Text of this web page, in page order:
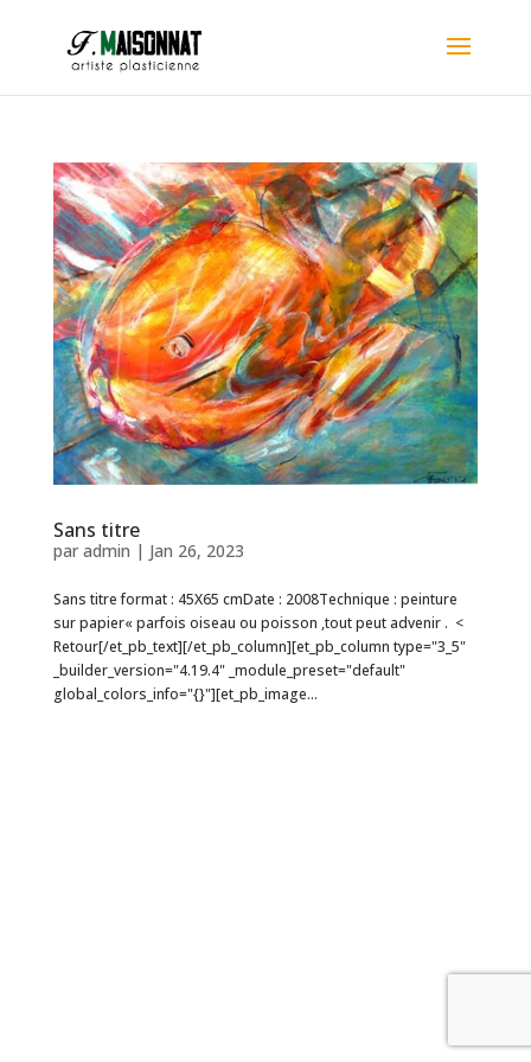
Sans titre
par admin | Jan 26, 2023
Sans titre format : 45X65 cmDate : 2008Technique : peinture
sur papier« parfois oiseau ou poisson ,tout peut advenir . <
Retour[/et_pb_text][/et_pb_column][et_pb_column type="3_5"
_builder_version="4.19.4" _module_preset="default"
global_colors_info="{}"][et_pb_image...